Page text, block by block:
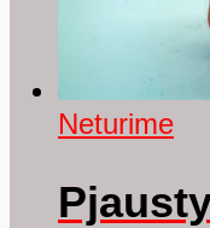
Neturime